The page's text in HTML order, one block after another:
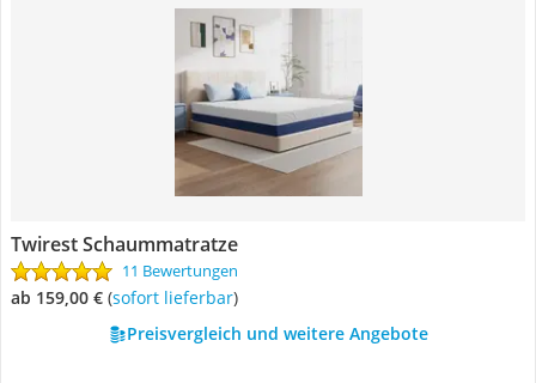
Twirest Schaummatratze
11 Bewertungen
ab 159,00 € ( Sofort lieferbar)
Preisvergleich und weitere Angebote